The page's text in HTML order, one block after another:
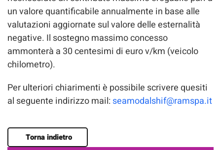
un valore quantificabile annualmente in base alle
valutazioni aggiornate sul valore delle esternalità
negative. Il sostegno massimo concesso
ammonterà a 30 centesimi di euro v/km (veicolo
chilometro).
Per ulteriori chiarimenti è possibile scrivere quesiti
al seguente indirizzo mail: seamodalshif@ramspa.it
Torna indietro